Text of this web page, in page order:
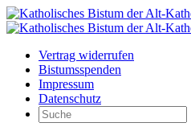
Vertrag widerrufen
Bistumsspenden
Impressum
Datenschutz